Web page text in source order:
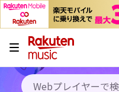
キャンペーン
料金プラン
使い方